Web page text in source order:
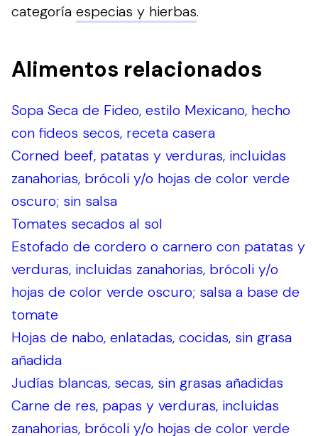
categoría especias y hierbas.
Alimentos relacionados
Sopa Seca de Fideo, estilo Mexicano, hecho
con fideos secos, receta casera
Corned beef, patatas y verduras, incluidas
zanahorias, brócoli y/o hojas de color verde
oscuro; sin salsa
Tomates secados al sol
Estofado de cordero o carnero con patatas y
verduras, incluidas zanahorias, brócoli y/o
hojas de color verde oscuro; salsa a base de
tomate
Hojas de nabo, enlatadas, cocidas, sin grasa
añadida
Judías blancas, secas, sin grasas añadidas
Carne de res, papas y verduras, incluidas
zanahorias, brócoli y/o hojas de color verde